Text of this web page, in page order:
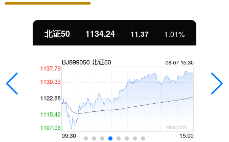
北证50 1134.24 11.37 1.01%